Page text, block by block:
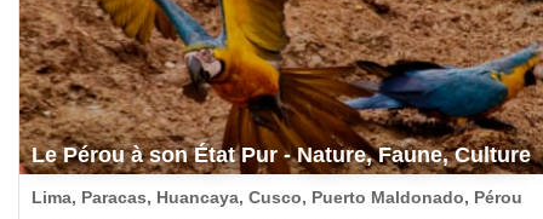
Le Pérou à son État Pur - Nature, Faune, Culture
Lima, Paracas, Huancaya, Cusco, Puerto Maldonado, Pérou